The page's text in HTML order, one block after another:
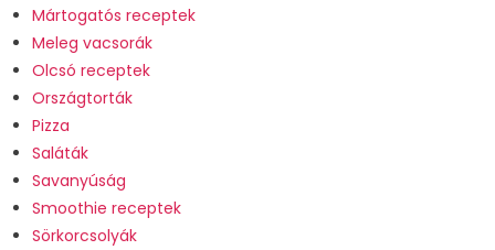
Mártogatós receptek
Meleg vacsorák
Olcsó receptek
Országtorták
Pizza
Saláták
Savanyúság
Smoothie receptek
Sörkorcsolyák